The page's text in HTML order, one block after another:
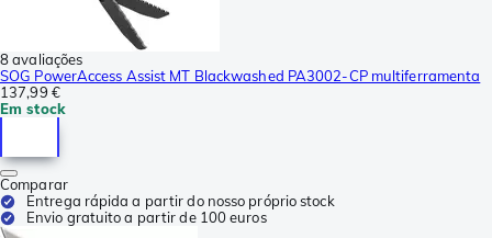
8 avaliações
SOG PowerAccess Assist MT Blackwashed PA3002-CP multiferramenta
137,99 €
Em stock
Comparar
Entrega rápida a partir do nosso próprio stock
Envio gratuito a partir de 100 euros